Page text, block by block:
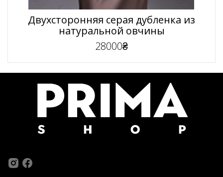
Двухсторонняя серая дубленка из
натуральной овчины
28000₴